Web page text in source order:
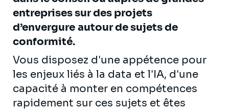
entreprisessur des projets
d’envergure autour de sujets de
conformité.
Vous disposez d'une appétence pour
les enjeux liés à la data et l'IA, d'une
capacité à monter en compétences
rapidement sur ces sujets et êtes